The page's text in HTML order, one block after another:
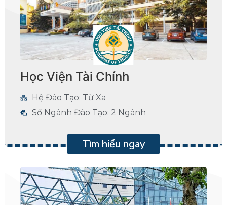
Học Viện Tài Chính
Hệ Đào Tạo: Từ Xa
Số Ngành Đào Tạo: 2 Ngành
Tìm hiểu ngay